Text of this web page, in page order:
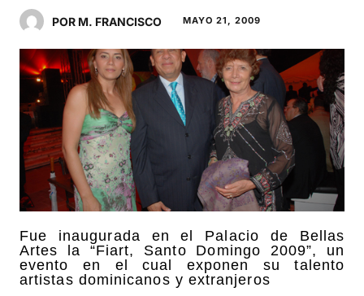
POR M. FRANCISCO MAYO 21, 2009
Fue inaugurada en el Palacio de Bellas
Artes la “Fiart, Santo Domingo 2009”, un
evento en el cual exponen su talento
artistas dominicanos y extranjeros